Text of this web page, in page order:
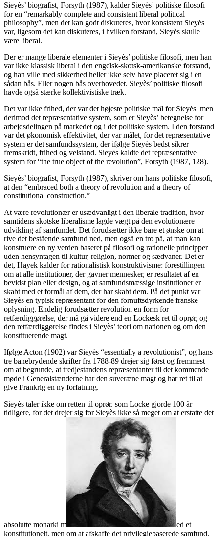
Sieyès’ biografist, Forsyth (1987), kalder Sieyès’ politiske filosofi
for en “remarkably complete and consistent liberal political
philosophy”, men det kan godt diskuteres, hvor konsistent Sieyès
var, ligesom det kan diskuteres, i hvilken forstand, Sieyès skulle
være liberal.
Der er mange liberale elementer i Sieyès’ politiske filosofi, men han
var ikke klassisk liberal i den engelsk-skotsk-amerikanske forstand,
og han ville med sikkerhed heller ikke selv have placeret sig i en
sådan bås. Eller nogen bås overhovedet. Sieyès’ politiske filosofi
havde også stærke kollektivistiske træk.
Det var ikke frihed, der var det højeste politiske mål for Sieyès, men
derimod det repræsentative system, som er Sieyès’ betegnelse for
arbejdsdelingen på markedet og i det politiske system. I den forstand
var det økonomisk effektivitet, der var målet, for det repræsentative
system er det samfundssystem, der ifølge Sieyès bedst sikrer
fremskridt, frihed og velstand. Sieyès kaldte det repræsentative
system for “the true object of the revolution”, Forsyth (1987, 128).
Sieyès’ biografist, Forsyth (1987), skriver om hans politiske filosofi,
at den “embraced both a theory of revolution and a theory of
constitutional construction.”
At være revolutionær er usædvanligt i den liberale tradition, hvor
samtidens skotske liberalisme lagde vægt på den evolutionære
udvikling af samfundet. Det forudsætter ikke bare et ønske om at
rive det bestående samfund ned, men også en tro på, at man kan
konstruere en ny verden baseret på filosofi og rationelle principper
uden hensyntagen til kultur, religion, normer og sædvaner. Det er
det, Hayek kalder for rationalistisk konstruktivisme: forestillingen
om at alle institutioner, der gavner mennesker, er resultatet af en
bevidst plan eller design, og at samfundsmæssige institutioner er
skabt med et formål af dem, der har skabt dem. På det punkt var
Sieyès en typisk repræsentant for den fornuftsdyrkende franske
oplysning. Endelig forudsætter revolution en form for
retfærdiggørelse, der må gå videre end en Lockesk ret til oprør, og
den retfærdiggørelse findes i Sieyès’ teori om nationen og om den
konstituerende magt.
Ifølge Acton (1902) var Sieyès “essentially a revolutionist”, og hans
tre banebrydende skrifter fra 1788-89 drejer sig først og fremmest
om at begrunde, at tredjestandens repræsentanter til det kommende
møde i Generalstænderne har den suveræne magt og har ret til at
give Frankrig en ny forfatning.
Sieyès taler ikke om retten til oprør, som Locke gjorde 100 år
tidligere, for det drejer sig for Sieyès ikke så meget om at erstatte det
absolutte monarki m
ed et
konstitutionelt, men om at afskaffe det privilegiebaserede samfund.